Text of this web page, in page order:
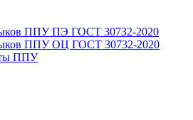
ППУ ПЭ ГОСТ 30732-2020
ППУ ОЦ ГОСТ 30732-2020
ППУ